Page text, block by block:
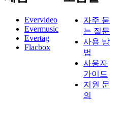
Evervideo
Evermusic
Evertag
Flacbox
자주 묻
는 질문
사용 방
법
사용자
가이드
지원 문
의